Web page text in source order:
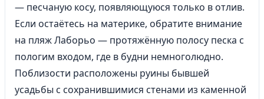
— песчаную косу, появляющуюся только в отлив.
Если остаётесь на материке, обратите внимание
на пляж Лаборьо — протяжённую полосу песка с
пологим входом, где в будни немноголюдно.
Поблизости расположены руины бывшей
усадьбы с сохранившимися стенами из каменной